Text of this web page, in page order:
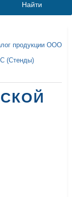
Найти
продукции ООО
(Стенды)